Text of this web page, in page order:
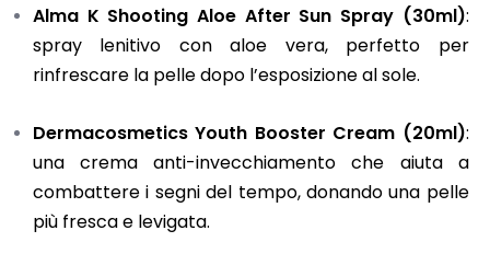
Alma K Shooting Aloe After Sun Spray (30ml):
spray lenitivo con aloe vera, perfetto per
rinfrescare la pelle dopo l’esposizione al sole.
Dermacosmetics Youth Booster Cream (20ml):
una crema anti-invecchiamento che aiuta a
combattere i segni del tempo, donando una pelle
più fresca e levigata.